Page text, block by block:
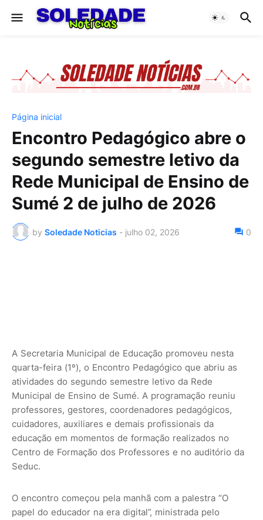
Página inicial
Encontro Pedagógico abre o
segundo semestre letivo da
Rede Municipal de Ensino de
Sumé 2 de julho de 2026
by Soledade Noticias - julho 02, 2026 0
A Secretaria Municipal de Educação promoveu nesta
quarta-feira (1º), o Encontro Pedagógico que abriu as
atividades do segundo semestre letivo da Rede
Municipal de Ensino de Sumé. A programação reuniu
professores, gestores, coordenadores pedagógicos,
cuidadores, auxiliares e demais profissionais da
educação em momentos de formação realizados no
Centro de Formação dos Professores e no auditório da
Seduc.
O encontro começou pela manhã com a palestra “O
papel do educador na era digital”, ministrada pelo